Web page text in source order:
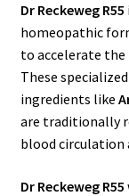
Dr Reckeweg R55
homeopathic
to accelerate the
These
ingredients like
are traditionally
blood circulation
Dr Reckeweg R55